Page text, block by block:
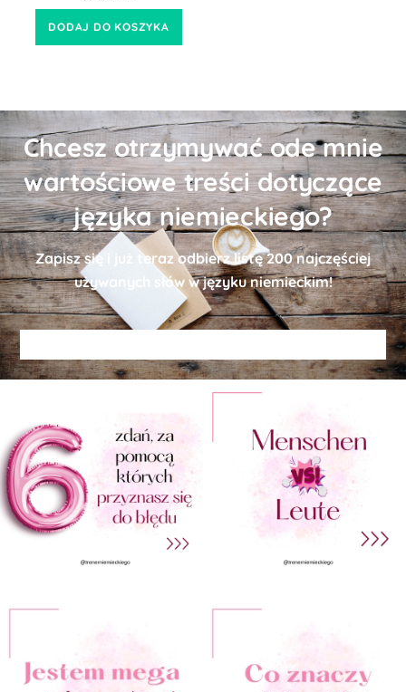
DODAJ DO KOSZYKA
Chcesz otrzymywać ode mnie
wartościowe treści dotyczące
języka niemieckiego?
Zapisz się i już teraz odbierzlistę200 najczęściej
używanych słów w języku niemieckim!